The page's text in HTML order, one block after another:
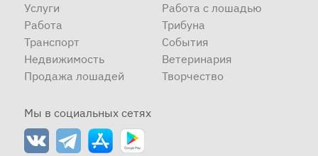
Услуги
Работа
Транспорт
Недвижимость
Продажа лошадей
Работа с лошадью
Трибуна
События
Ветеринария
Творчество
Мы в социальных сетях